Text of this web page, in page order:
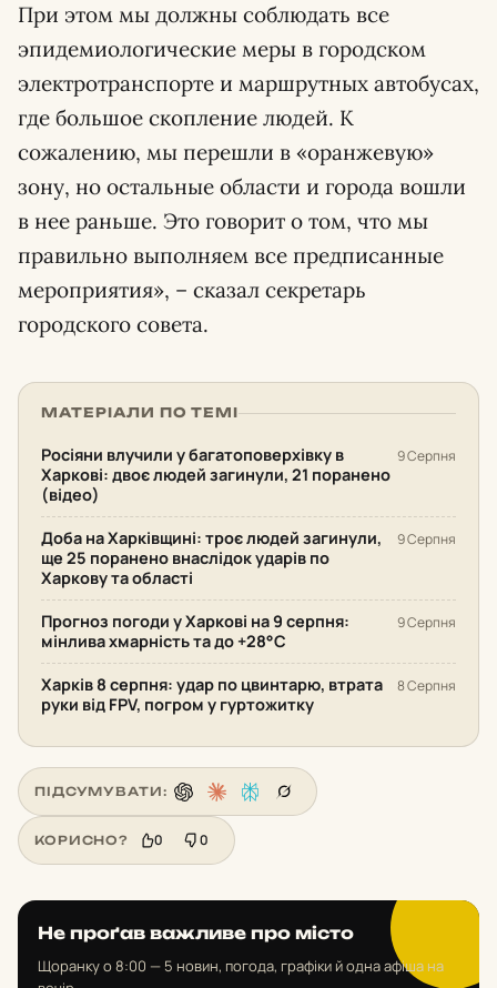
При этом мы должны соблюдать все
эпидемиологические меры в городском
электротранспорте и маршрутных автобусах,
где большое скопление людей. К
сожалению, мы перешли в «оранжевую»
зону, но остальные области и города вошли
в нее раньше. Это говорит о том, что мы
правильно выполняем все предписанные
мероприятия», – сказал секретарь
городского совета.
МАТЕРІАЛИ ПО ТЕМІ
Росіяни влучили у багатоповерхівку в
Харкові: двоє людей загинули, 21 поранено
(відео)
9 Серпня
Доба на Харківщині: троє людей загинули,
ще 25 поранено внаслідок ударів по
Харкову та області
9 Серпня
Прогноз погоди у Харкові на 9 серпня:
мінлива хмарність та до +28°С
9 Серпня
Харків 8 серпня: удар по цвинтарю, втрата
руки від FPV, погром у гуртожитку
8 Серпня
ПІДСУМУВАТИ:
КОРИСНО? 0 0
Не проґав важливе про місто
Щоранку о 8:00 — 5 новин, погода, графіки й одна афіша на